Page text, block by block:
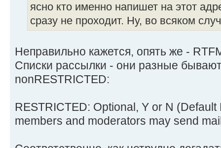
ясно кто именно напишет на этот
сразу не проходит. Ну, во всяком
Неправильно кажется, опять же -
Списки рассылки - они разные
nonRESTRICTED:
RESTRICTED: Optional, Y or N (Default
members and moderators may send